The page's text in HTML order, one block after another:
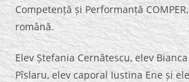
Competență și Performanță
română.
Elev Ștefania Cernătescu, elev
Pîslaru, elev caporal Iustina Ene și